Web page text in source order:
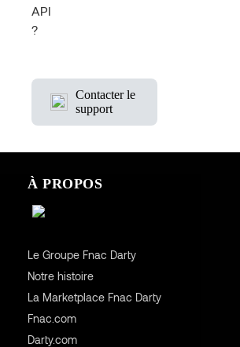
API
?
Contacter le
support
À PROPOS
Le Groupe Fnac Darty
Notre histoire
La Marketplace Fnac Darty
Fnac.com
Darty.com